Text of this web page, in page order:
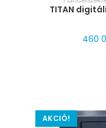
TITAN
460
AKCIÓ!